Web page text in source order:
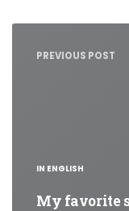
Nawigacja
PREVIOUS POST
IN ENGLISH
My favorite